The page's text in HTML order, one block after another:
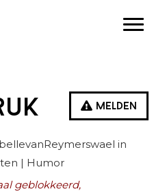
Melden
in
| Humor
geblokkeerd,